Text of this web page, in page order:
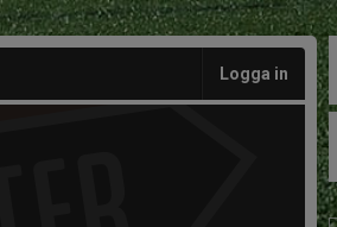
Logga in